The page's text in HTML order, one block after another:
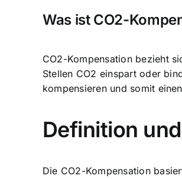
Was ist CO2-
CO2-Kompensation bezieht
Stellen CO2 einspart oder
kompensieren und somit
Definition
Die CO2-Kompensation